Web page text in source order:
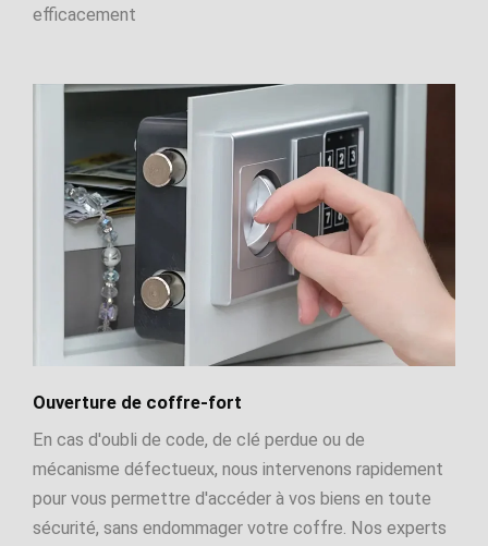
efficacement
Ouverture de coffre-fort
En cas d'oubli de code, de clé perdue ou de
mécanisme défectueux, nous intervenons rapidement
pour vous permettre d'accéder à vos biens en toute
sécurité, sans endommager votre coffre. Nos experts